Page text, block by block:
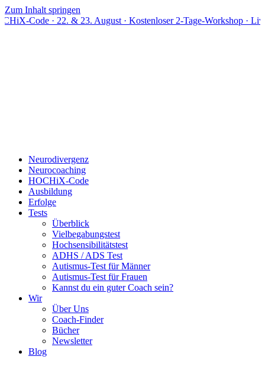
Zum Inhalt springen
· 22. & 23. August · Kostenloser 2-Tage-Workshop · Live online
Neurodivergenz
Neurocoaching
HOCHiX-Code
Ausbildung
Erfolge
Tests
Überblick
Vielbegabungstest
Hochsensibilitätstest
ADHS / ADS Test
Autismus-Test für Männer
Autismus-Test für Frauen
Kannst du ein guter Coach sein?
Wir
Über Uns
Coach-Finder
Bücher
Newsletter
Blog